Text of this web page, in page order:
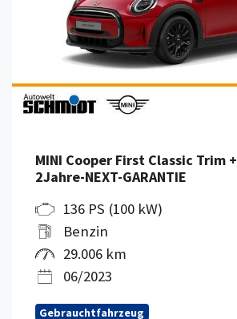
MINI Cooper First Classic Trim +
2Jahre-NEXT-GARANTIE
136 PS (100 kW)
Benzin
29.006 km
06/2023
Gebrauchtfahrzeug